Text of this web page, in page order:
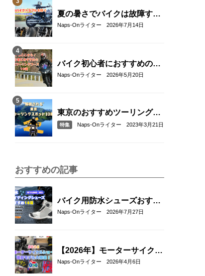
夏の暑さでバイクは故障す
る？起こりやすいトラブルと
Naps-Onライター 2026年7月14日
バイク初心者におすすめの関
東近郊ツーリングコース10選
Naps-Onライター 2026年5月20日
東京のおすすめツーリングス
ポット10選
特集 Naps-Onライター 2023年3月21日
おすすめの記事
バイク用防水シューズおすす
め18選！雨の日も快適なライ
Naps-Onライター 2026年7月27日
【2026年】モーターサイクル
ショー注目モデル総まとめ｜
Naps-Onライター 2026年4月6日